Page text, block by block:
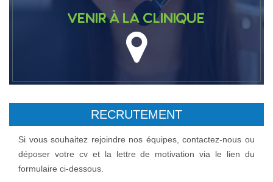
Venir à la clinique
RECRUTEMENT
Si vous souhaitez rejoindre nos équipes, contactez-nous ou
déposer votre cv et la lettre de motivation via le lien du
formulaire ci-dessous.